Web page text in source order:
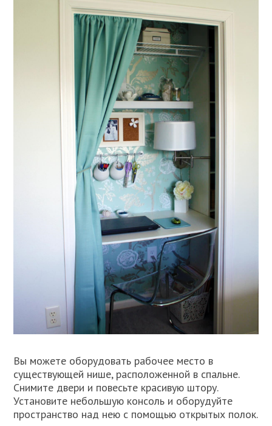
Вы можете оборудовать рабочее место в
существующей нише, расположенной в спальне.
Снимите двери и повесьте красивую штору.
Установите небольшую консоль и оборудуйте
пространство над нею с помощью открытых полок.